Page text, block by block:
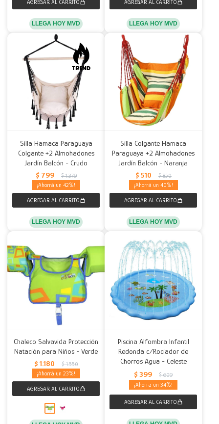
LLEGA HOY MVD LLEGA HOY MVD
Silla Hamaca Paraguaya
Colgante +2 Almohadones
Jardín Balcón - Crudo
$ 799 $ 1.379
42
LLEGA HOY MVD
Silla Colgante Hamaca
Paraguaya +2 Almohadones
Jardín Balcón - Naranja
$ 510 $ 850
40
LLEGA HOY MVD
Chaleco Salvavida Protección
Natación para Niños - Verde
$ 1.180 $ 1.550
23
Piscina Alfombra Infantil
Redonda c/Rociador de
Chorros Agua - Celeste
$ 399 $ 609
34